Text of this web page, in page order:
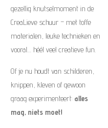
gezellig knutselmoment in de
CreaLieve schuur – met toffe
materialen, leuke technieken en
vooral… héél veel creatieve fun.
Of je nu houdt van schilderen,
knippen, kleven of gewoon
graag experimenteert: alles
mag, niets moet!